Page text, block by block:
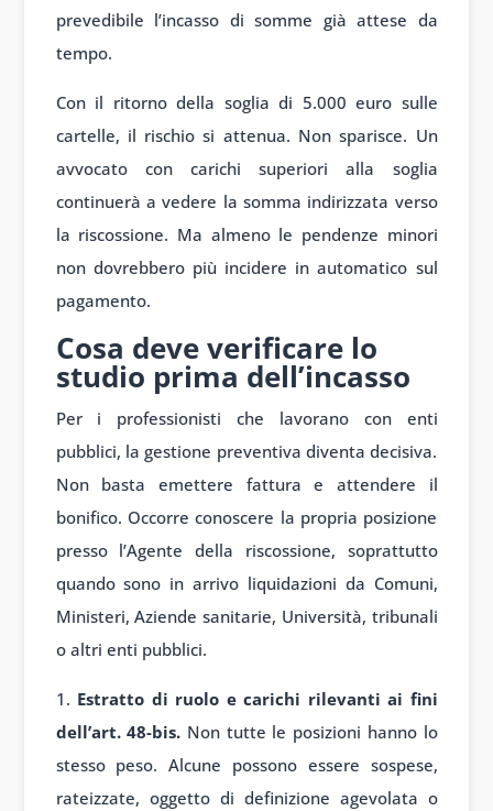
prevedibile l’incasso di somme già attese da
tempo.
Con il ritorno della soglia di 5.000 euro sulle
cartelle, il rischio si attenua. Non sparisce. Un
avvocato con carichi superiori alla soglia
continuerà a vedere la somma indirizzata verso
la riscossione. Ma almeno le pendenze minori
non dovrebbero più incidere in automatico sul
pagamento.
Cosa deve verificare lo
studio prima dell’incasso
Per i professionisti che lavorano con enti
pubblici, la gestione preventiva diventa decisiva.
Non basta emettere fattura e attendere il
bonifico. Occorre conoscere la propria posizione
presso l’Agente della riscossione, soprattutto
quando sono in arrivo liquidazioni da Comuni,
Ministeri, Aziende sanitarie, Università, tribunali
o altri enti pubblici.
Estratto di ruolo e carichi rilevanti ai fini
dell’art. 48-bis. Non tutte le posizioni hanno lo
stesso peso. Alcune possono essere sospese,
rateizzate, oggetto di definizione agevolata o